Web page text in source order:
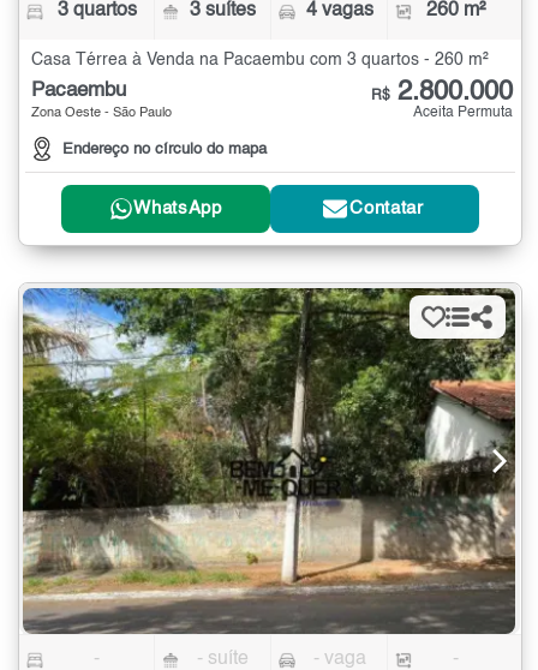
3 quartos 3 suítes 4 vagas 260 m²
Casa Térrea à Venda na Pacaembu com 3 quartos - 260 m²
Pacaembu
Zona Oeste - São Paulo
Endereço no círculo do mapa
R$ 2.800.000
Aceita Permuta
WhatsApp Contatar
- - suíte - vaga -